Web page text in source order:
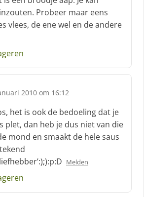
Probeer maar eens
vlees, de ene wel en de andere
2010 om 16:12
het is ook de bedoeling dat je
plet, dan heb je dus niet van die
mond en smaakt de hele saus
Melden